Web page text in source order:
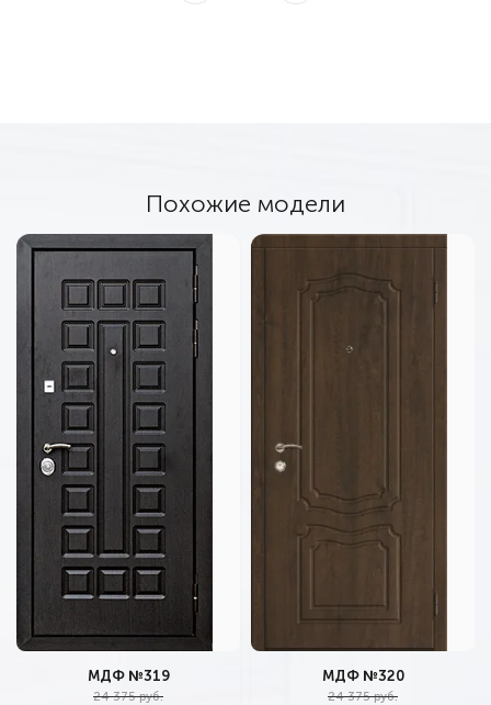
Похожие модели
МДФ №319
24 375 руб.
МДФ №320
24 375 руб.